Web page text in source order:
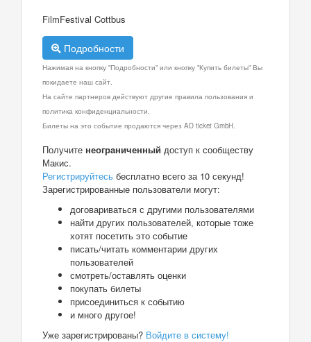
FilmFestival Cottbus
Подробности
Нажимая на кнопку "Подробности" или кнопку "Купить билеты" Вы
покидаете наш сайт.
На сайте партнеров действуют другие правила пользования и
политика конфиденциальности.
Билеты на это событие продаются через AD ticket GmbH.
Получите неограниченный доступ к сообществу
Макис.
Регистрируйтесь бесплатно всего за 10 секунд!
Зарегистрированные пользователи могут:
договариваться с другими пользователями
найти других пользователей, которые тоже
хотят посетить это событие
писать/читать комментарии других
пользователей
смотреть/оставлять оценки
покупать билеты
присоединиться к событию
и много другое!
Уже зарегистрированы? Войдите в систему!